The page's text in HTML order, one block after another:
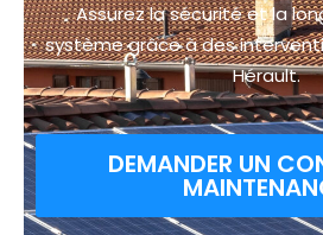
Assurez la sécurité et la
système grâce à des
Hérault.
DEMANDER UN